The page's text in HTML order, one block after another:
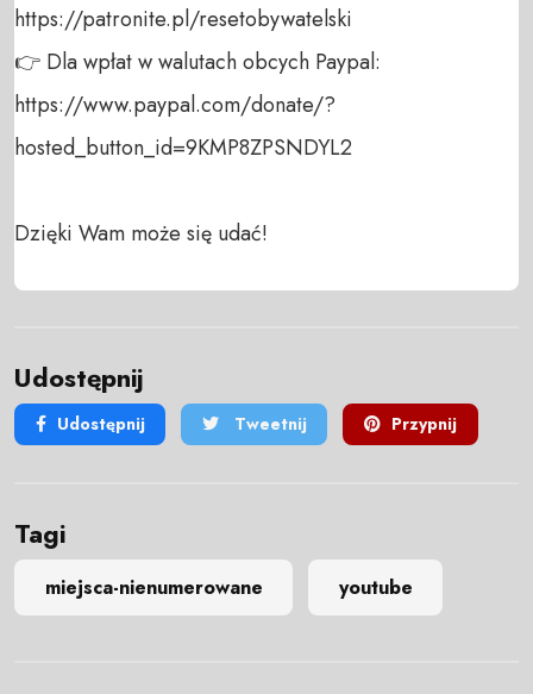
https://patronite.pl/resetobywatelski
👉 Dla wpłat w walutach obcych Paypal:
https://www.paypal.com/donate/?
hosted_button_id=9KMP8ZPSNDYL2
Dzięki Wam może się udać!
Udostępnij
Udostępnij Tweetnij Przypnij
Tagi
miejsca-nienumerowane youtube